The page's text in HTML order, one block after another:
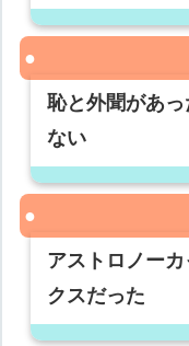
恥と外聞があ
ない
アストロノー
クスだった